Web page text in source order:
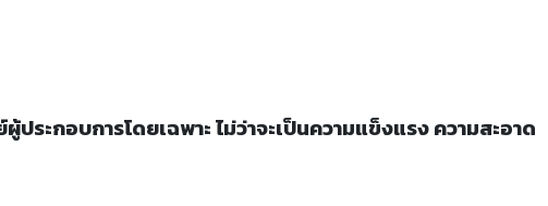
ะกอบการโดยเฉพาะ ไม่ว่าจะเป็นความแข็งแรง ความสะอาด